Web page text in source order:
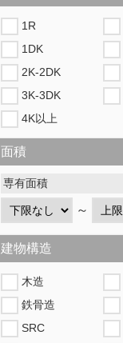
1R
1DK
2K-2DK
3K-3DK
4K以上
面積
専有面積
～
建物構造
木造
鉄骨造
SRC